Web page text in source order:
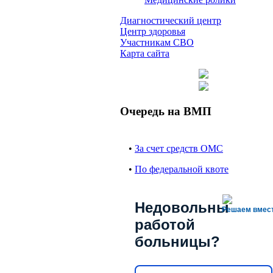
Диагностический центр
Центр здоровья
Участникам СВО
Карта сайта
Очередь на ВМП
• За счет средств ОМС
• По федеральной квоте
Решаем
Недовольны
работой
больницы?